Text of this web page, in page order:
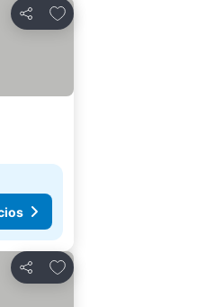
Compartir
Añadir a favoritos
Compartir
Añadir a favoritos